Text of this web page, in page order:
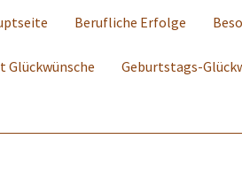
Berufliche Erfolge
Glückwünsche Geburtstags-